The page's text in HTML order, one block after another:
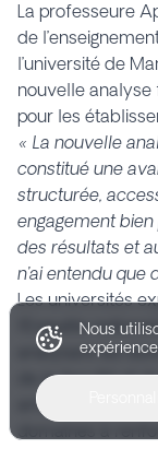
La professeure
de
l’université de
nouvelle analyse
pour les
« La nouvelle
constitué une
structurée,
engagement
des résultats et
n’ai entendu que
Les universités
l’Enquête
analysant les
de la faculté et
améliorations
Nous